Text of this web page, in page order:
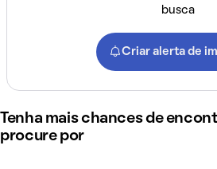
busca
Criar alerta de
Tenha mais chances de
procure por